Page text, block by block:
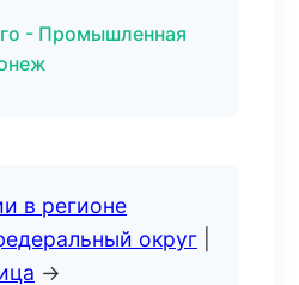
- Промышленная
в регионе
округ
→